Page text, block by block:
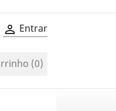
 Entrar
(0)